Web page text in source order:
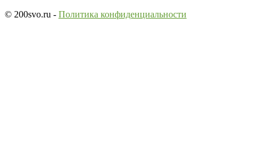
© 200svo.ru - Политика конфиденциальности